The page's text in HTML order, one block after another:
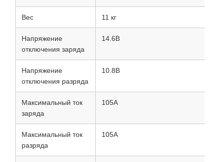
Вес 11 кг
Напряжение
отключения заряда
14.6В
Напряжение
отключения разряда
10.8В
Максимальный ток
заряда
105А
Максимальный ток
разряда
105А